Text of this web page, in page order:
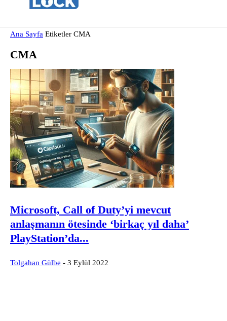
Ana Sayfa Etiketler CMA
CMA
Microsoft, Call of Duty’yi mevcut
anlaşmanın ötesinde ‘birkaç yıl daha’
PlayStation’da...
Tolgahan Gülbe - 3 Eylül 2022